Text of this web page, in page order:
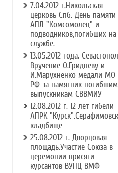
7.04.2012 г.Никольская
церковь Спб. День памяти
АПЛ "Комсомолец" и
подводников,погибших на
службе.
13.05.2012 года.
Вручение О.Гридневу и
И.Марухненко медали МО
РФ за памятник погибшим
выпускникам СВВМИУ
12.08.2012 г. 12 лет гибели
АПРК
кладбище
25.08.2012 г. Дворцовая
площадь.Участие Союза в
церемонии присяги
курсантов ВУНЦ ВМФ